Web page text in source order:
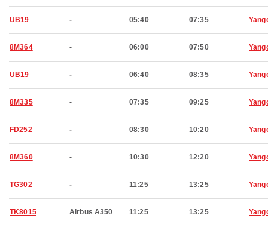
UB19 - 05:40 07:35
8M364 - 06:00 07:50
UB19 - 06:40 08:35
8M335 - 07:35 09:25
FD252 - 08:30 10:20
8M360 - 10:30 12:20
TG302 - 11:25 13:25
TK8015 Airbus A350 11:25 13:25